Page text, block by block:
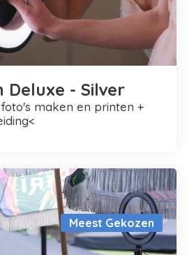
- Silver
Meest Gekozen